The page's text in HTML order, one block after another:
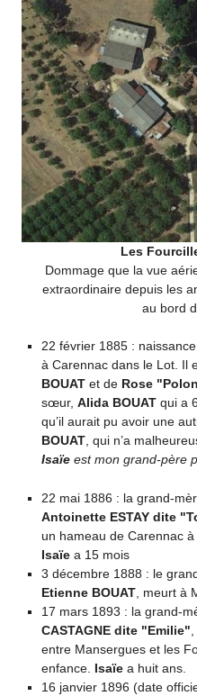
Les
Dommage que la vue
extraordinaire depuis les
au bord
22 février 1885 :
à Carennac dans le Lot. Il
BOUATet de Rose
sœur, Alida BOUATqui a
qu’il aurait pu avoir une
BOUAT, qui n’a
Isaïeest mon grand-père
22 mai 1886 : la grand-
Antoinette ESTAY dite
un hameau de Carennac
Isaïea 15 mois
3 décembre 1888 : le
Etienne BOUAT, meurt à
17 mars 1893 : la grand-
CASTAGNE dite "Emilie"
entre Mansergues et les
enfance. Isaïea huit ans.
16 janvier 1896 (date